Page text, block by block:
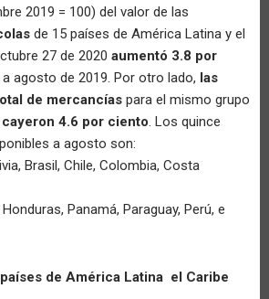
2019 = 100) del valor de las
de 15 países de América Latina y el
27 de 2020 aumentó 3.8 por
agosto de 2019. Por otro lado, las
de mercancías para el mismo grupo
cayeron 4.6 por ciento. Los quince
a agosto son:
Brasil, Chile, Colombia, Costa
Panamá, Paraguay, Perú, e
de América Latina el Caribe